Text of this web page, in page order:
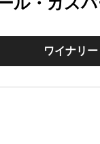
ワイナリー